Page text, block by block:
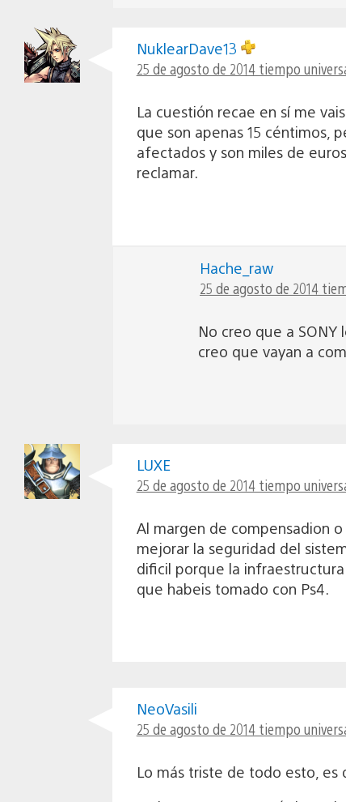
NuklearDave13
25 de agosto de 2014 tiempo
La cuestión recae en sí me
que son apenas 15 céntimos,
afectados y son miles de
reclamar.
Hache_raw
25 de agosto de 2014
No creo que a SONY
creo que vayan a
LUXE
25 de agosto de 2014 tiempo
Al margen de compensadion
mejorar la seguridad del
dificil porque la
que habeis tomado con Ps4.
NeoVasili
25 de agosto de 2014 tiempo
Lo más triste de todo esto, es